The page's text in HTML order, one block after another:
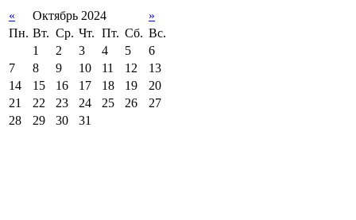
« Октябрь 2024
»
Пн. Вт. Ср. Чт. Пт. Сб. Вс.
1
2 3 4 5
6
7
8 9 10 11 12
13
14
15 16 17 18 19
20
21
22 23 24 25 26
27
28
29 30 31